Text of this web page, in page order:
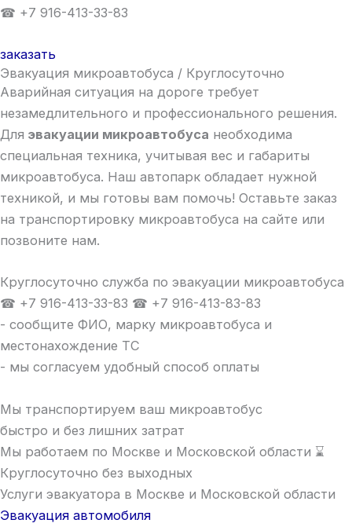
☎ +7 916-413-33-83
заказать
Эвакуация микроавтобуса / Круглосуточно
Аварийная ситуация на дороге требует
незамедлительного и профессионального решения.
Для эвакуации микроавтобуса необходима
специальная техника, учитывая вес и габариты
микроавтобуса. Наш автопарк обладает нужной
техникой, и мы готовы вам помочь! Оставьте заказ
на транспортировку микроавтобуса на сайте или
позвоните нам.
Круглосуточно служба по эвакуации микроавтобуса
☎ +7 916-413-33-83 ☎ +7 916-413-83-83
- сообщите ФИО, марку микроавтобуса и
местонахождение ТС
- мы согласуем удобный способ оплаты
Мы транспортируем ваш микроавтобус
быстро и без лишних затрат
Мы работаем по Москве и Московской области ⌛
Круглосуточно без выходных
Услуги эвакуатора в Москве и Московской области
Эвакуация автомобиля